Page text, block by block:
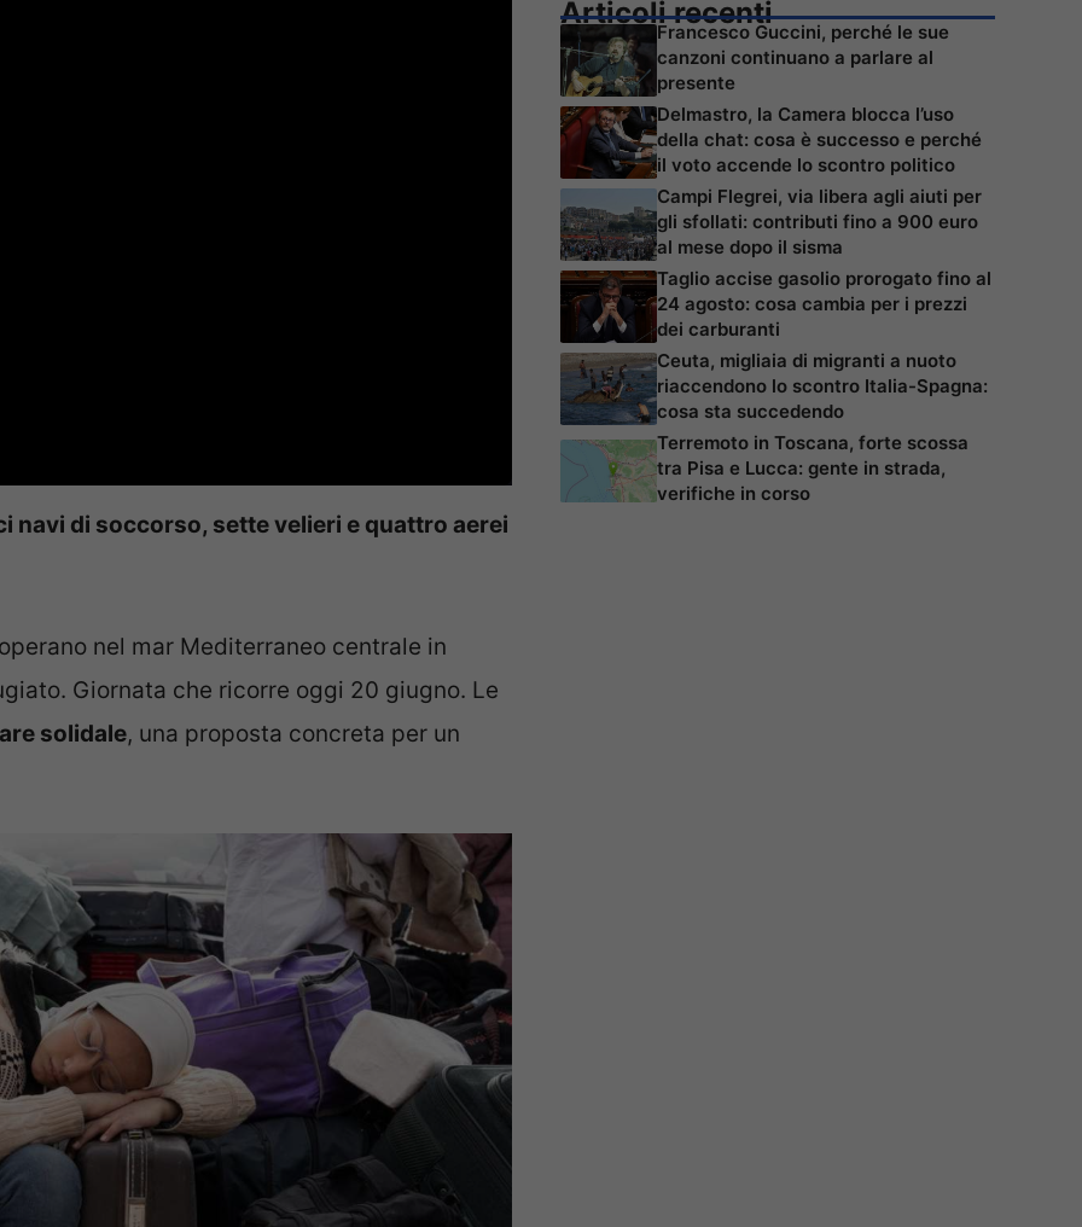
navi di soccorso, sette velieri e quattro aerei
nel mar Mediterraneo centrale in
Giornata che ricorre oggi 20 giugno. Le
solidale, una proposta concreta per un
Articoli recenti
Francesco Guccini, perché le sue
canzoni continuano a parlare al
presente
Delmastro, la Camera blocca l’uso
della chat: cosa è successo e perché
il voto accende lo scontro politico
Campi Flegrei, via libera agli aiuti per
gli sfollati: contributi fino a 900 euro
al mese dopo il sisma
Taglio accise gasolio prorogato fino al
24 agosto: cosa cambia per i prezzi
dei carburanti
Ceuta, migliaia di migranti a nuoto
riaccendono lo scontro Italia-Spagna:
cosa sta succedendo
Terremoto in Toscana, forte scossa
tra Pisa e Lucca: gente in strada,
verifiche in corso